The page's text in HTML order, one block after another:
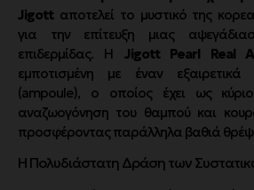
Jigottαποτελεί το μυστικό της
για την επίτευξη μιας
επιδερμίδας. Η Jigott Pearl Real
εμποτισμένη με έναν
(ampoule), ο οποίος έχει ως
αναζωογόνηση του θαμπού και
προσφέροντας παράλληλα βαθιά
Η Πολυδιάστατη Δράση των